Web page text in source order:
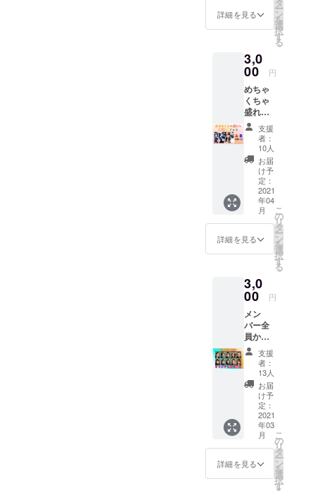
島みふ
きが挑
戦しま
のもの
まねメ
イクか
は見て
からの
お楽し
み！ ※
メール
にて
データ
をお送
り致し
ます。
詳細を見る ー
ン
を
選
択
す
る
3,0
00 円
めちゃ
くちゃ
盛れて
る自撮
りフォ
ト（5枚
セッ
ト） A
パター
ン：大
島みふ
き・彩
羽史
乃・マ
スダヒ
ロユ
作亮
太・西
薗貴之
Bパター
ン ：進
士晃
子・サ
カモト
カオ
リ・稀
成彩
音・黒
森勇
二・宮
村裕 ※
支援時
にプル
支援
者：
10人
お届
け予
定：
2021
年04
月
詳細を見る
こ
の
リ
タ
ー
ン
を
選
択
す
る
3,0
00 円
メン
バー全
員から
の直筆
オリジ
ナル寄
せ書き
※お名前
を入れ
させて
頂きま
す。備
考欄に
ご記入
下さ
い。
支援
者：
13人
お届
け予
定：
2021
年03
月
詳細を見る
こ
の
リ
タ
ー
ン
を
選
択
す